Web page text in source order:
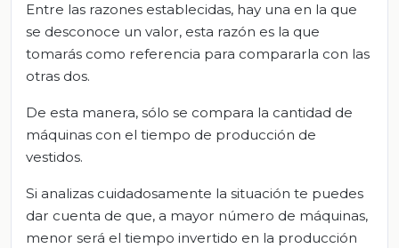
Entre las razones establecidas, hay una en la que
se desconoce un valor, esta razón es la que
tomarás como referencia para compararla con las
otras dos.
De esta manera, sólo se compara la cantidad de
máquinas con el tiempo de producción de
vestidos.
Si analizas cuidadosamente la situación te puedes
dar cuenta de que, a mayor número de máquinas,
menor será el tiempo invertido en la producción